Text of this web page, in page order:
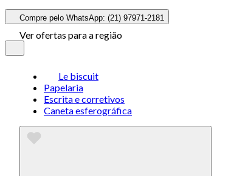
Compre pelo WhatsApp: (21) 97971-2181
Ver ofertas para a região
Le biscuit
Papelaria
Escrita e corretivos
Caneta esferográfica